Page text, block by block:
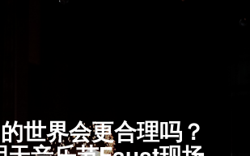
世界会更合理吗？